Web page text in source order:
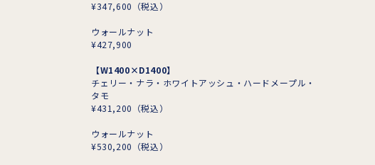
¥347,600 （税込）
ウォールナット
¥427,900
【W1400×D1400】
チェリー・ナラ・ホワイトアッシュ・ハードメープル・
タモ
¥431,200 （税込）
ウォールナット
¥530,200 （税込）